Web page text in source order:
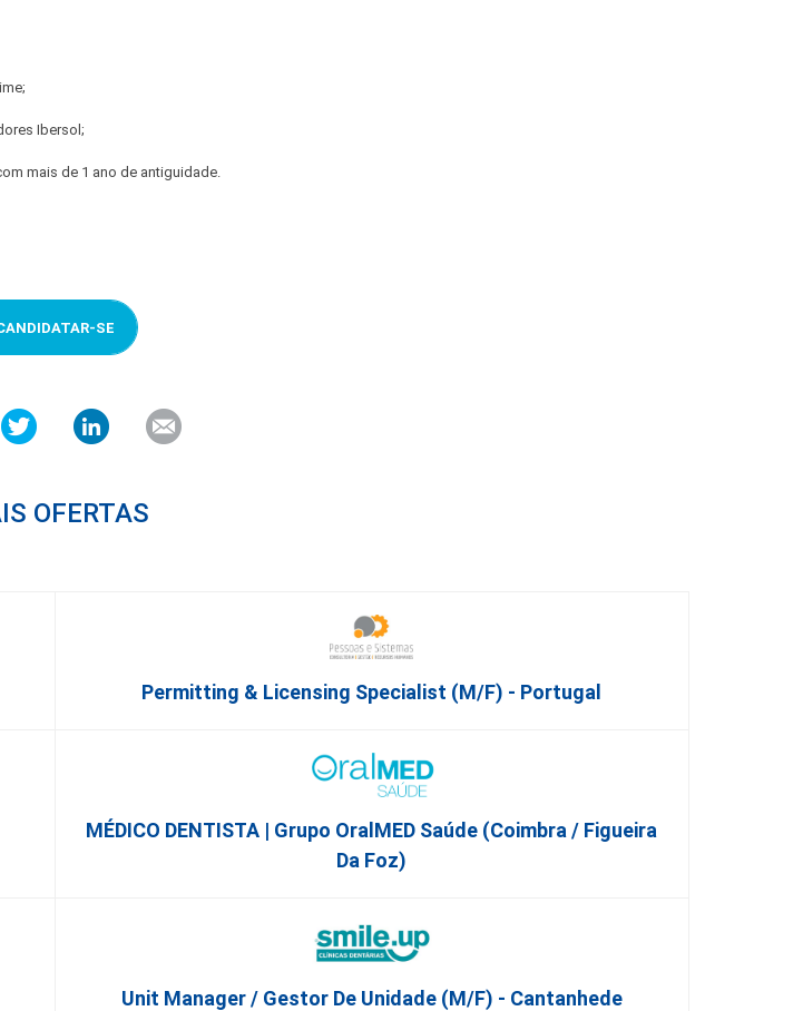
Ibersol;
mais de 1 ano de antiguidade.
SE
OFERTAS
Permitting & Licensing Specialist (m/f) - Portugal
MÉDICO DENTISTA | Grupo OralMED Saúde (Coimbra / Figueira
Da Foz)
Unit Manager / Gestor De Unidade (M/F) - Cantanhede